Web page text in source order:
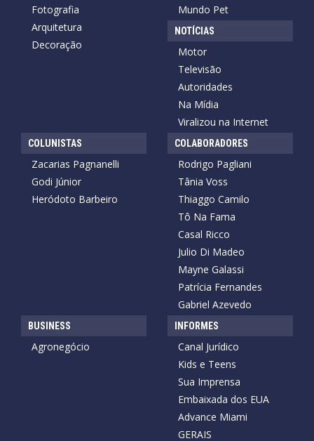
Fotografia
Arquitetura
Decoração
Mundo Pet
NOTÍCIAS
Motor
Televisão
Autoridades
Na Mídia
Viralizou na Internet
COLUNISTAS
Zacarias Pagnanelli
Godi Júnior
Heródoto Barbeiro
COLABORADORES
Rodrigo Pagliani
Tânia Voss
Thiaggo Camilo
Tô Na Fama
Casal Ricco
Julio Di Madeo
Mayne Galassi
Patrícia Fernandes
Gabriel Azevedo
BUSINESS
Agronegócio
INFORMES
Canal Jurídico
Kids e Teens
Sua Imprensa
Embaixada dos EUA
Advance Miami
GERAIS